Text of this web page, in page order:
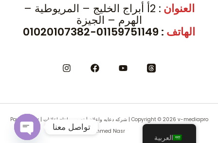
العنوان : 2أ أبراج الخليج – المريوطية –
الهرم – الجيزة
الهاتف : 01159751149-01020107382
Copyright © 2026 v-mediapro | شركه دعايه واعلان | تصوير وانتاج اعلانات | Powered by
Ahmed Nasr
العربية
تواصل معنا